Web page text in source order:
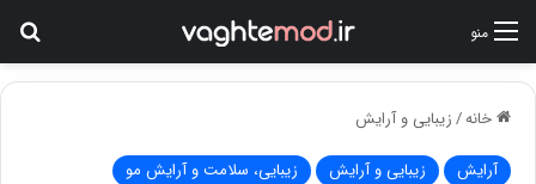
منو
خانه/زیبایی و آرایش
آرایش زیبایی و آرایش
زیبایی، سلامت و آرایش مو